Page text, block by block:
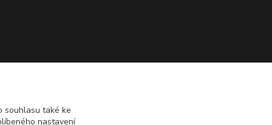
souhlasu také ke
nastavení